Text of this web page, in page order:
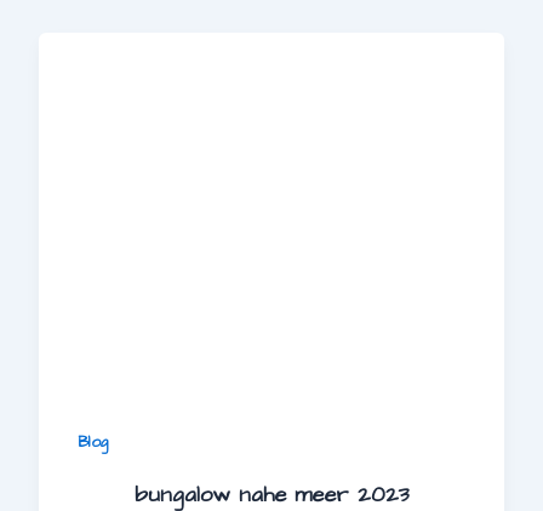
Blog
bungalow nahe meer 2023